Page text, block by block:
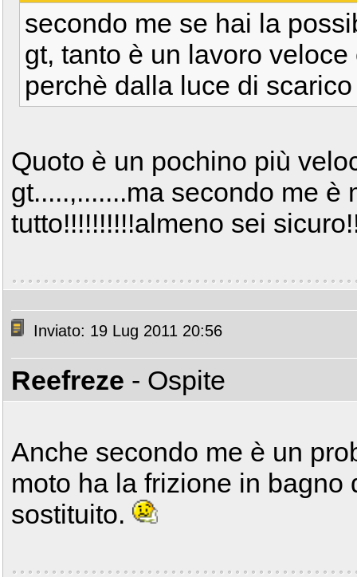
secondo me se hai la
gt, tanto è un lavoro
perchè dalla luce di
Quoto è un pochino più
gt.....,.......ma secondo me è
tutto!!!!!!!!!!almeno sei
Inviato: 19 Lug 2011 20:56
Reefreze - Ospite
Anche secondo me è un
moto ha la frizione in bagno
sostituito.